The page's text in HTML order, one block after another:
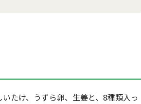
たけ、うずら卵、生姜と、8種類入っ